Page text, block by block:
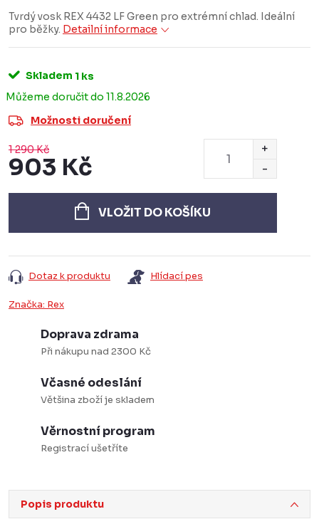
Tvrdý vosk REX 4432 LF Green pro extrémní chlad. Ideální
pro běžky. Detailní informace
Skladem 1 ks
11.8.2026
Možnosti doručení
1 290 Kč
903 Kč
cena:
VLOŽIT DO KOŠÍKU
Dotaz k produktu Hlídací pes
Značka: Rex
Doprava zdrama
Při nákupu nad 2300 Kč
Včasné odeslání
Většina zboží je skladem
Věrnostní program
Registrací ušetříte
Popis produktu